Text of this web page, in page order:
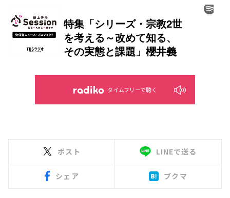
タイムフリーで聴く
ポスト LINEで送る
シェア ブクマ